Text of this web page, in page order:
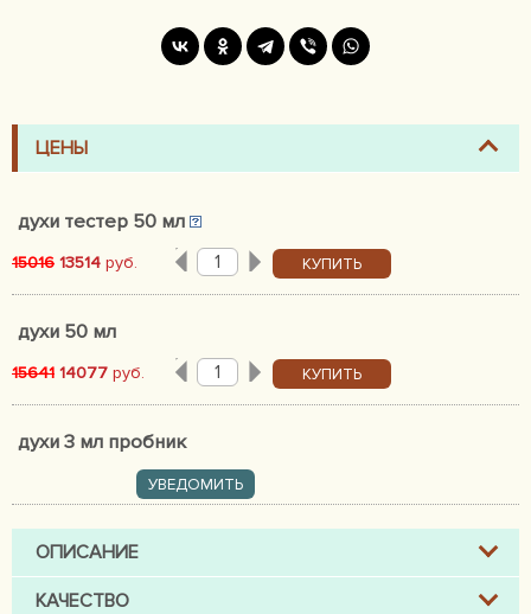
ЦЕНЫ
духи тестер 50 мл
15016 13514 руб. КУПИТЬ
духи 50 мл
15641 14077 руб. КУПИТЬ
духи 3 мл пробник
УВЕДОМИТЬ
ОПИСАНИЕ
КАЧЕСТВО